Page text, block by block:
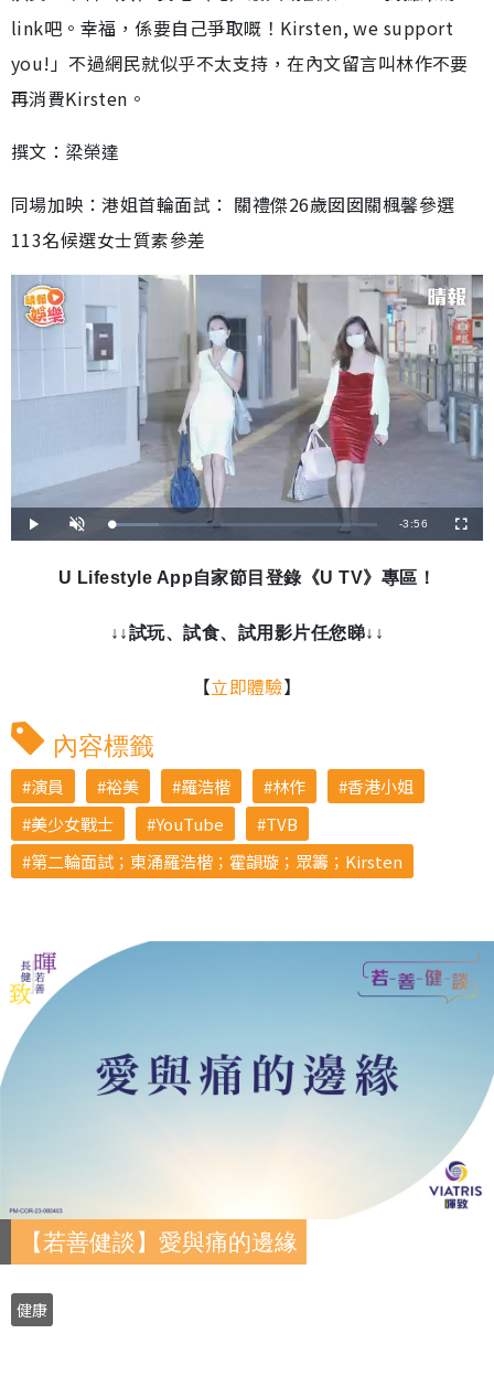
link吧。幸福，係要自己爭取嘅！Kirsten, we support
you!」不過網民就似乎不太支持，在內文留言叫林作不要
再消費Kirsten。
撰文：梁榮達
同場加映：港姐首輪面試： 關禮傑26歲囡囡關楓馨參選
113名候選女士質素參差
播
放
開
啟
載
入
:
1
3
%
剩
-3:56
全
螢
U Lifestyle App自家節目登錄《U TV》專區！
↓↓試玩、試食、試用影片任您睇↓↓
【立即體驗】
內容標籤
演員 裕美 羅浩楷 林作
香港小姐
美少女戰士
YouTube
TVB
第二輪面試；東涌羅浩楷；霍韻璇；眾籌；Kirsten
【若善健談】愛與痛的邊緣
健康